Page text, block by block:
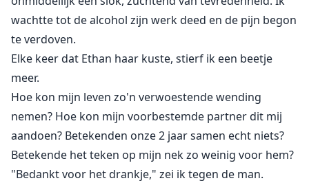
wachtte tot de alcohol zijn werk deed en de pijn begon
te verdoven.
Elke keer dat Ethan haar kuste, stierf ik een beetje
meer.
Hoe kon mijn leven zo'n verwoestende wending
nemen? Hoe kon mijn voorbestemde partner dit mij
aandoen? Betekenden onze 2 jaar samen echt niets?
Betekende het teken op mijn nek zo weinig voor hem?
"Bedankt voor het drankje," zei ik tegen de man.